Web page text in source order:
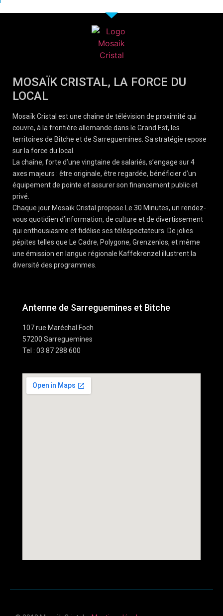
MOSAÏK CRISTAL, LA FORCE DU
LOCAL
Mosaïk Cristal est une chaîne de télévision de proximité qui
couvre, à la frontière allemande dans le Grand Est, les
territoires de Bitche et de Sarreguemines. Sa stratégie repose
sur la force du local.
La chaîne, forte d’une vingtaine de salariés, s’engage sur 4
axes majeurs : être originale, être regardée, bénéficier d’un
équipement de pointe et assurer son financement public et
privé.
Chaque jour Mosaïk Cristal propose Le 30 Minutes, un rendez-
vous quotidien d’information, de culture et de divertissement
qui enthousiasme et fidélise ses téléspectateurs. De jolies
pépites telles que Le Cadre, Polygone, Grenzenlos, et même
une émission en langue régionale Kaffekrenzel illustrent la
diversité des programmes.
Antenne de Sarreguemines et Bitche
107 rue Maréchal Foch
57200 Sarreguemines
Tel : 03 87 288 600